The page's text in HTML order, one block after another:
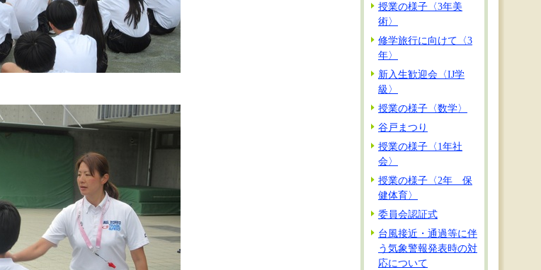
授業の様子〈3年美
術〉
修学旅行に向けて〈3
年〉
新入生歓迎会〈IJ学
級〉
授業の様子〈数学〉
谷戸まつり
授業の様子〈1年社
会〉
授業の様子〈2年 保
健体育〉
委員会認証式
台風接近・通過等に伴
う気象警報発表時の対
応について